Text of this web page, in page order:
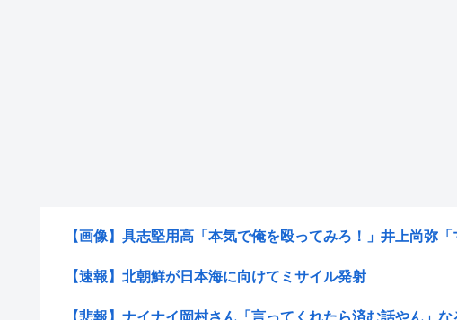
【画像】具志堅用高「本気で俺を殴ってみろ！」井上尚弥
【速報】北朝鮮が日本海に向けてミサイル発射
【悲報】ナイナイ岡村さん「言ってくれたら済む話やん」